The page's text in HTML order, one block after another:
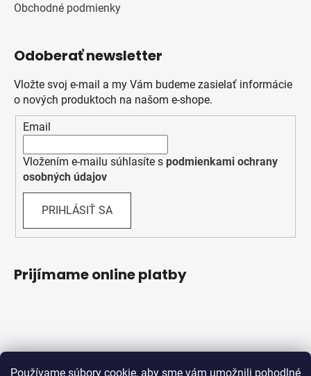
Používame súbory cookie, aby sme vám umožnili pohodlné
Obchodné podmienky
Odoberať newsletter
Vložte svoj e-mail a my Vám budeme zasielať informácie
o nových produktoch na našom e-shope.
Email
Vložením e-mailu súhlasíte s podmienkami ochrany
osobných údajov
PRIHLÁSIŤ SA
Prijímame online platby